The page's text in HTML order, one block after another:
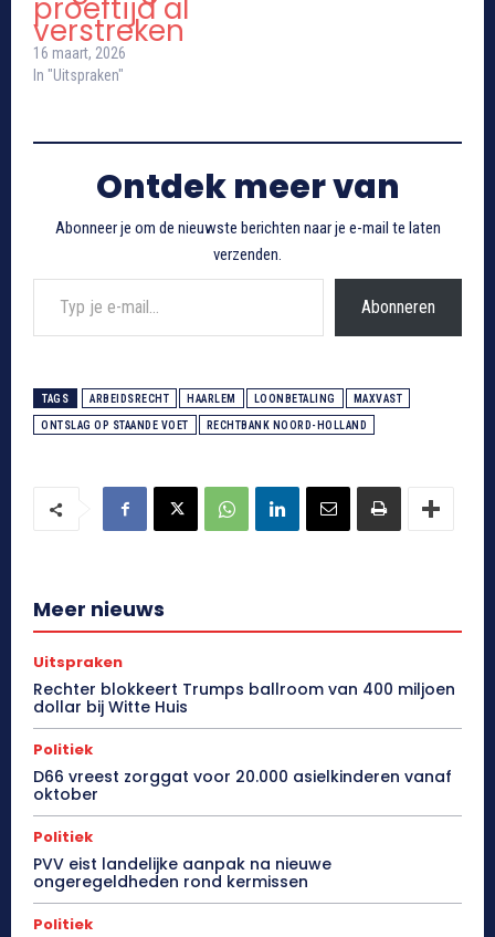
proeftijd al
verstreken
16 maart, 2026
In "Uitspraken"
Ontdek meer van
Abonneer je om de nieuwste berichten naar je e-mail te laten
verzenden.
Typ je e-mail...
Abonneren
TAGS ARBEIDSRECHT HAARLEM LOONBETALING MAXVAST
ONTSLAG OP STAANDE VOET RECHTBANK NOORD-HOLLAND
Meer nieuws
Uitspraken
Rechter blokkeert Trumps ballroom van 400 miljoen
dollar bij Witte Huis
Politiek
D66 vreest zorggat voor 20.000 asielkinderen vanaf
oktober
Politiek
PVV eist landelijke aanpak na nieuwe
ongeregeldheden rond kermissen
Politiek